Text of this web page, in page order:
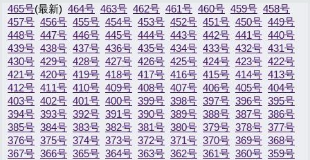
465号 464号 463号 462号 461号 460号 459号 458号
457号 456号 455号 454号 453号 452号 451号 450号 449号
448号 447号 446号 445号 444号 443号 442号 441号 440号
439号 438号 437号 436号 435号 434号 433号 432号 431号
430号 429号 428号 427号 426号 425号 424号 423号 422号
421号 420号 419号 418号 417号 416号 415号 414号 413号
412号 411号 410号 409号 408号 407号 406号 405号 404号
403号 402号 401号 400号 399号 398号 397号 396号 395号
394号 393号 392号 391号 390号 389号 388号 387号 386号
385号 384号 383号 382号 381号 380号 379号 378号 377号
376号 375号 374号 373号 372号 371号 370号 369号 368号
367号 366号 365号 364号 363号 362号 361号 360号 359号